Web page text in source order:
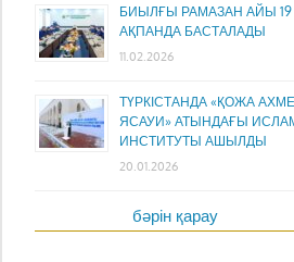
БИЫЛҒЫ РАМАЗАН АЙЫ 19
АҚПАНДА БАСТАЛАДЫ
11.02.2026
ТҮРКІСТАНДА «ҚОЖА
ЯСАУИ» АТЫНДАҒЫ
ИНСТИТУТЫ АШЫЛДЫ
20.01.2026
бәрін қарау